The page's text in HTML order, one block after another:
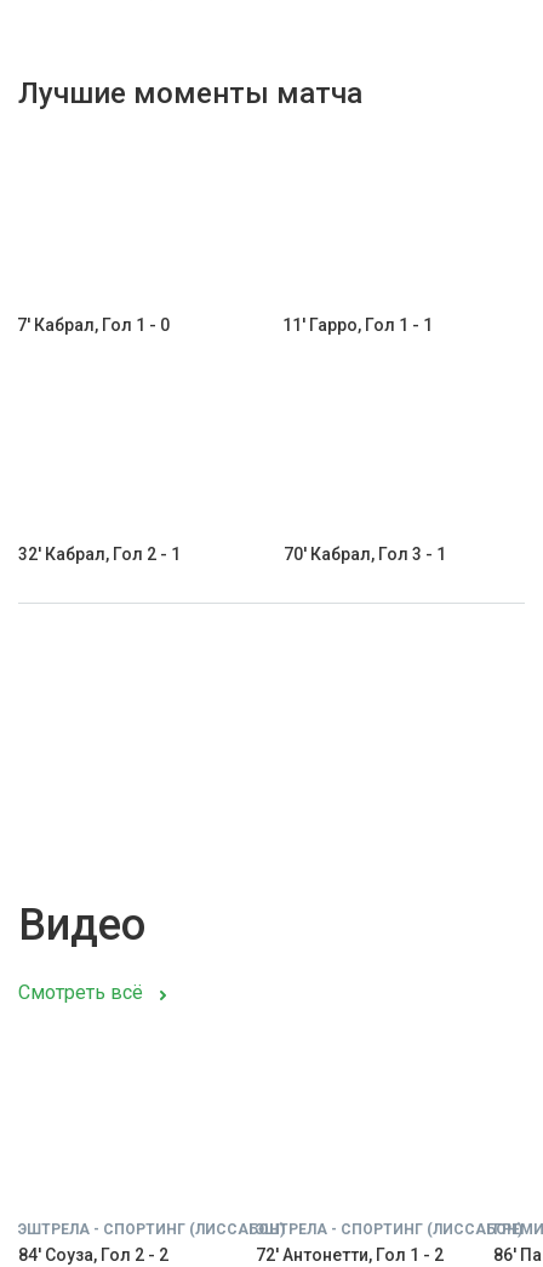
Лучшие моменты матча
7' Кабрал, Гол 1 - 0 11' Гарро, Гол 1 - 1
32' Кабрал, Гол 2 - 1 70' Кабрал, Гол 3 - 1
Видео
Смотреть всё
ЭШТРЕЛА - СПОРТИНГ (ЛИССАБОН)
84' Соуза, Гол 2 - 2
ЭШТРЕЛА - СПОРТИНГ (ЛИССАБОН)
72' Антонетти, Гол 1 - 2 86'